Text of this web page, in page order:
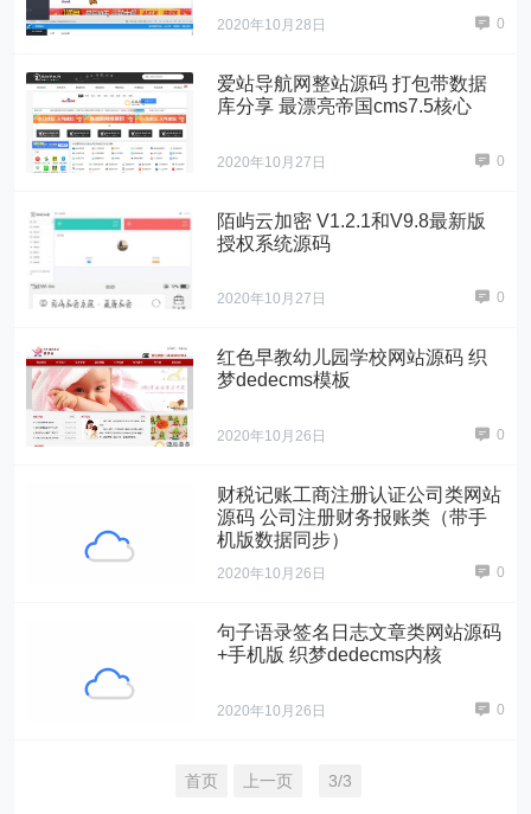
2020年10月28日 0
爱站导航网整站源码 打包带数据
库分享 最漂亮帝国cms7.5核心
2020年10月27日 0
陌屿云加密 V1.2.1和V9.8最新版
授权系统源码
2020年10月27日 0
红色早教幼儿园学校网站源码 织
梦dedecms模板
2020年10月26日 0
财税记账工商注册认证公司类网站
源码 公司注册财务报账类（带手
机版数据同步）
2020年10月26日 0
句子语录签名日志文章类网站源码
+手机版 织梦dedecms内核
2020年10月26日 0
首页 上一页 3/3